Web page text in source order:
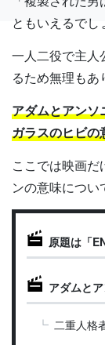
ともいえるでし
一人二役で主人
るため無理もあ
アダムとアンソ
ガラスのヒビの
ここでは映画
ンの意味につい
原題は「
アダムと
二重人格